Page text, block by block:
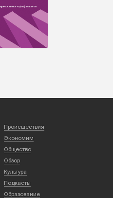
Происшествия
Экономим
Общество
Обзор
Культура
Подкасты
Образование